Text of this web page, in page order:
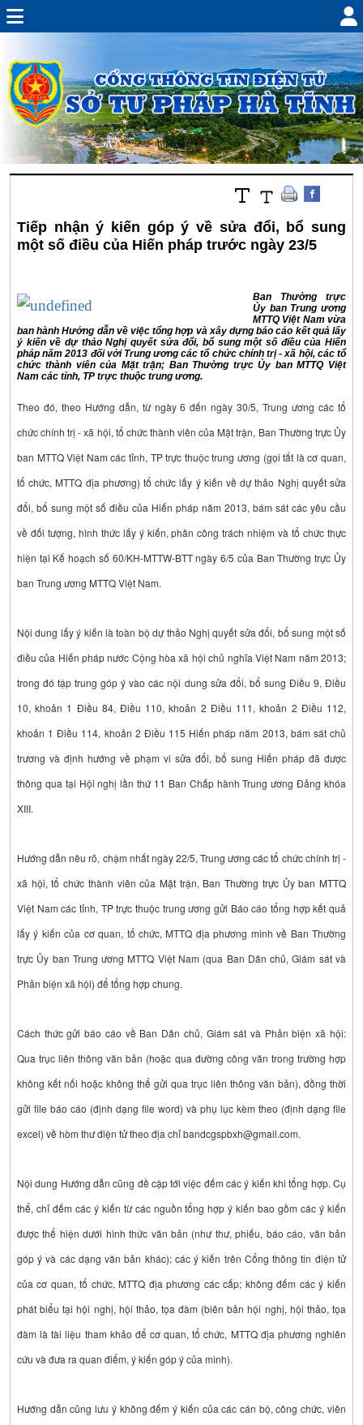
Tiếp nhận ý kiến góp ý về sửa đổi, bổ sung
một số điều của Hiến pháp trước ngày 23/5
Ban Thường trực
Ủy ban Trung ương
MTTQ Việt Nam vừa
ban hành Hướng dẫn về việc tổng hợp và xây dựng báo cáo kết quả lấy
ý kiến về dự thảo Nghị quyết sửa đổi, bổ sung một số điều của Hiến
pháp năm 2013 đối với Trung ương các tổ chức chính trị - xã hội, các tổ
chức thành viên của Mặt trận; Ban Thường trực Ủy ban MTTQ Việt
Nam các tỉnh, TP trực thuộc trung ương.
Theo đó, theo Hướng dẫn, từ ngày 6 đến ngày 30/5, Trung ương các tổ
chức chính trị - xã hội, tổ chức thành viên của Mặt trận, Ban Thường trực Ủy
ban MTTQ Việt Nam các tỉnh, TP trực thuộc trung ương (gọi tắt là cơ quan,
tổ chức, MTTQ địa phương) tổ chức lấy ý kiến về dự thảo Nghị quyết sửa
đổi, bổ sung một số điều của Hiến pháp năm 2013, bám sát các yêu cầu
về đối tượng, hình thức lấy ý kiến, phân công trách nhiệm và tổ chức thực
hiện tại Kế hoạch số 60/KH-MTTW-BTT ngày 6/5 của Ban Thường trực Ủy
ban Trung ương MTTQ Việt Nam.
Nội dung lấy ý kiến là toàn bộ dự thảo Nghị quyết sửa đổi, bổ sung một số
điều của Hiến pháp nước Cộng hòa xã hội chủ nghĩa Việt Nam năm 2013;
trong đó tập trung góp ý vào các nội dung sửa đổi, bổ sung Điều 9, Điều
10, khoản 1 Điều 84, Điều 110, khoản 2 Điều 111, khoản 2 Điều 112,
khoản 1 Điều 114, khoản 2 Điều 115 Hiến pháp năm 2013, bám sát chủ
trương và định hướng về phạm vi sửa đổi, bổ sung Hiến pháp đã được
thông qua tại Hội nghị lần thứ 11 Ban Chấp hành Trung ương Đảng khóa
XIII.
Hướng dẫn nêu rõ, chậm nhất ngày 22/5, Trung ương các tổ chức chính trị -
xã hội, tổ chức thành viên của Mặt trận, Ban Thường trực Ủy ban MTTQ
Việt Nam các tỉnh, TP trực thuộc trung ương gửi Báo cáo tổng hợp kết quả
lấy ý kiến của cơ quan, tổ chức, MTTQ địa phương mình về Ban Thường
trực Ủy ban Trung ương MTTQ Việt Nam (qua Ban Dân chủ, Giám sát và
Phản biện xã hội) để tổng hợp chung.
Cách thức gửi báo cáo về Ban Dân chủ, Giám sát và Phản biện xã hội:
Qua trục liên thông văn bản (hoặc qua đường công văn trong trường hợp
không kết nối hoặc không thể gửi qua trục liên thông văn bản), đồng thời
gửi file báo cáo (định dạng file word) và phụ lục kèm theo (định dạng file
excel) về hòm thư điện tử theo địa chỉ bandcgspbxh@gmail.com.
Nội dung Hướng dẫn cũng đề cập tới việc đếm các ý kiến khi tổng hợp. Cụ
thể, chỉ đếm các ý kiến từ các nguồn tổng hợp ý kiến bao gồm các ý kiến
được thể hiện dưới hình thức văn bản (như thư, phiếu, báo cáo, văn bản
góp ý và các dạng văn bản khác); các ý kiến trên Cổng thông tin điện tử
của cơ quan, tổ chức, MTTQ địa phương các cấp; không đếm các ý kiến
phát biểu tại hội nghị, hội thảo, tọa đàm (biên bản hội nghị, hội thảo, tọa
đàm là tài liệu tham khảo để cơ quan, tổ chức, MTTQ địa phương nghiên
cứu và đưa ra quan điểm, ý kiến góp ý của mình).
Hướng dẫn cũng lưu ý không đếm ý kiến của các cán bộ, công chức, viên